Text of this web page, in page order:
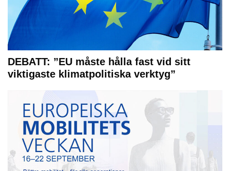
DEBATT: ”EU måste hålla fast vid sitt
viktigaste klimatpolitiska verktyg”